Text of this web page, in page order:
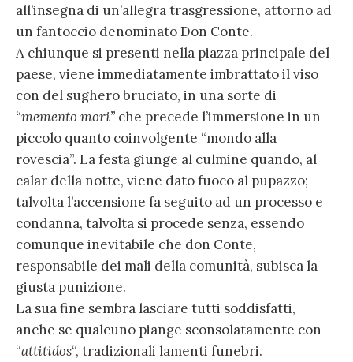
all’insegna di un’allegra trasgressione, attorno ad
un fantoccio denominato Don Conte.
A chiunque si presenti nella piazza principale del
paese, viene immediatamente imbrattato il viso
con del sughero bruciato, in una sorte di
“memento mori” che precede l’immersione in un
piccolo quanto coinvolgente “mondo alla
rovescia”. La festa giunge al culmine quando, al
calar della notte, viene dato fuoco al pupazzo;
talvolta l’accensione fa seguito ad un processo e
condanna, talvolta si procede senza, essendo
comunque inevitabile che don Conte,
responsabile dei mali della comunità, subisca la
giusta punizione.
La sua fine sembra lasciare tutti soddisfatti,
anche se qualcuno piange sconsolatamente con
“attitidos“, tradizionali lamenti funebri.